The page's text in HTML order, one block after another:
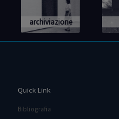
archiviazione
Quick Link
Bibliografia